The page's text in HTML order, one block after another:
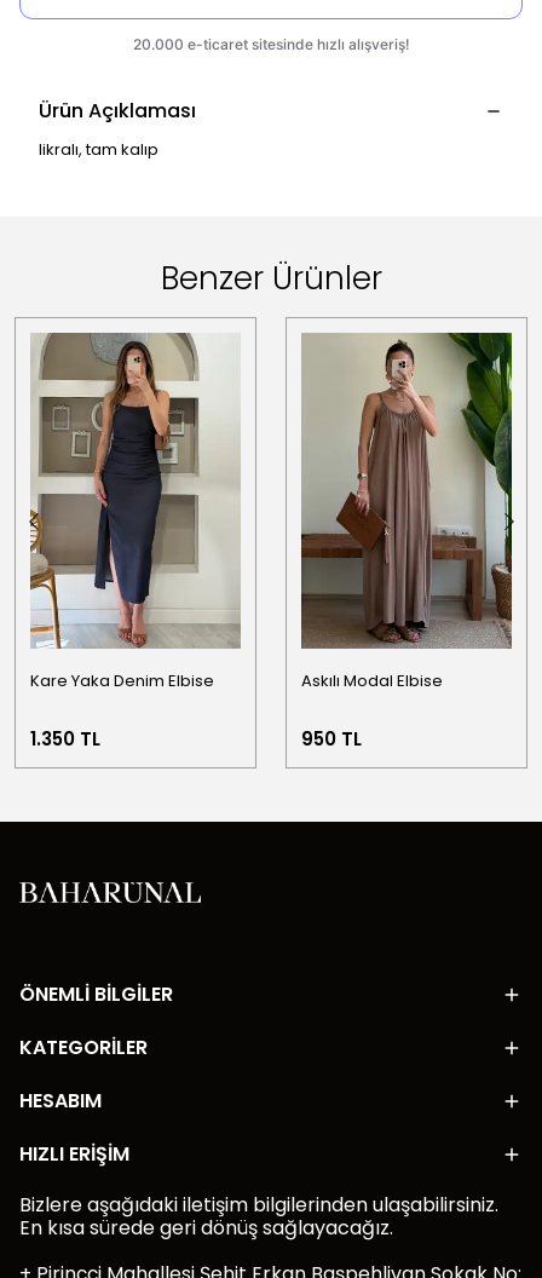
Ürün Açıklaması
likralı, tam kalıp
Benzer Ürünler
Kare Yaka Denim Elbise
1.350 TL
Askılı Modal Elbise
950 TL
ÖNEMLİ BİLGİLER
KATEGORİLER
HESABIM
HIZLI ERİŞİM
Bizlere aşağıdaki iletişim bilgilerinden ulaşabilirsiniz.
En kısa sürede geri dönüş sağlayacağız.